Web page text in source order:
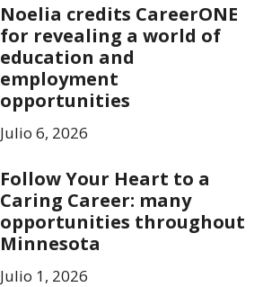
Noelia credits CareerONE
for revealing a world of
education and
employment
opportunities
Julio 6, 2026
Follow Your Heart to a
Caring Career: many
opportunities throughout
Minnesota
Julio 1, 2026